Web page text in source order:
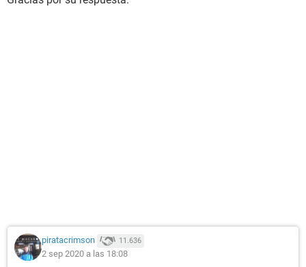
piratacrimson 11.636
2 sep 2020 a las 18:08